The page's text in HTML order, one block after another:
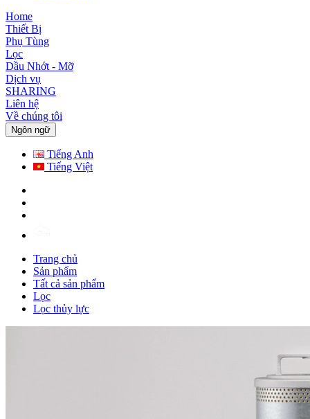
Home
Thiết Bị
Phụ Tùng
Lọc
Dầu Nhớt - Mỡ
Dịch vụ
SHARING
Liên hệ
Về chúng tôi
Ngôn ngữ
Tiếng Anh
Tiếng Việt
Trang chủ
Sản phẩm
Tất cả sản phẩm
Lọc
Lọc thủy lực